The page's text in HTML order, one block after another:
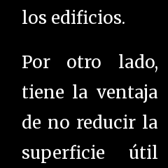
los edificios.
Por otro lado,
tiene la ventaja
de no reducir la
superficie útil